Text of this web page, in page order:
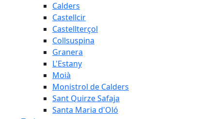
Calders
Castellcir
Castellterçol
Collsuspina
Granera
L'Estany
Moià
Monistrol de Calders
Sant Quirze Safaja
Santa Maria d'Oló